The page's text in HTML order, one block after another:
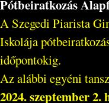
Pótbeiratkozás
A Szegedi Piarista
Iskolája
időpontokig.
Az alábbi egyéni
2024. szeptember 2.